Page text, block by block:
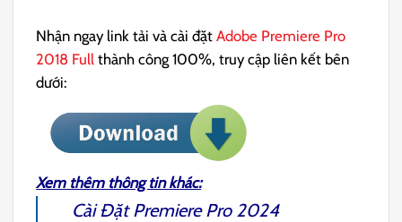
Nhận ngay link tải và cài đặtAdobe Premiere Pro
2018 Fullthành công 100%, truy cập liên kết bên
dưới:
Xem thêm thông tin khác:
Cài Đặt Premiere Pro 2024